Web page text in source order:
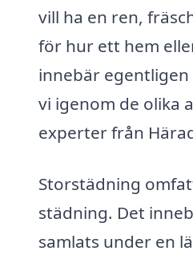
vill ha en ren,
för hur ett hem
innebär
vi igenom de olika
experter från
Storstädning
städning. Det
samlats under en